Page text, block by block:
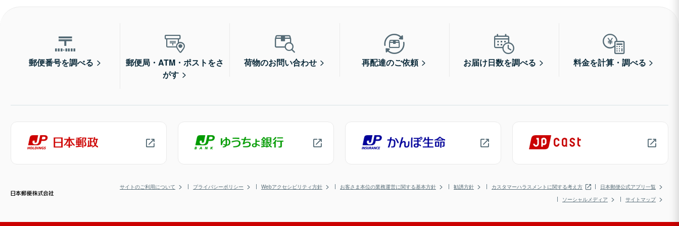
郵便番号を調べる
郵便局・ATM・ポストをさ
がす
荷物のお問い合わせ 再配達のご依頼 お届け日数を調べる 料金を計算・調べる
サイトのご利用について プライバシーポリシー Webアクセシビリティ方針 お客さま本位の業務運営に関する基本方針 勧誘方針 カスタマーハラスメントに関する考え方
日本郵便公式アプリ一覧
ソーシャルメディア
サイトマップ